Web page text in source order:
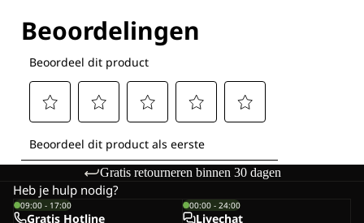
Gratis retourneren binnen 30 dagen
Heb je hulp nodig?
09:00 - 17:00
Gratis Hotline
00:00 - 24:00
Livechat